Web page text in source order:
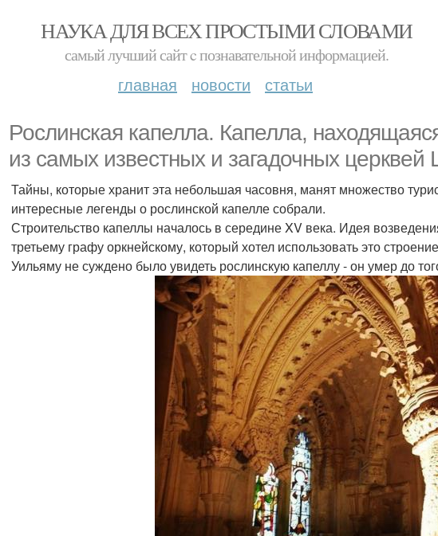
НАУКА ДЛЯ ВСЕХ ПРОСТЫМИ СЛОВАМИ
самый лучший сайт c познавательной информацией.
главная новости статьи
Рослинская капелла. Капелла,
из самых известных и загадочных церквей
Тайны, которые хранит эта небольшая часовня, манят множество
интересные легенды о рослинской капелле собрали.
Строительство капеллы началось в середине XV века. Идея
третьему графу оркнейскому, который хотел использовать это
Уильяму не суждено было увидеть рослинскую капеллу - он умер до